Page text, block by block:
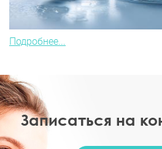
Подробнее...
Записаться на